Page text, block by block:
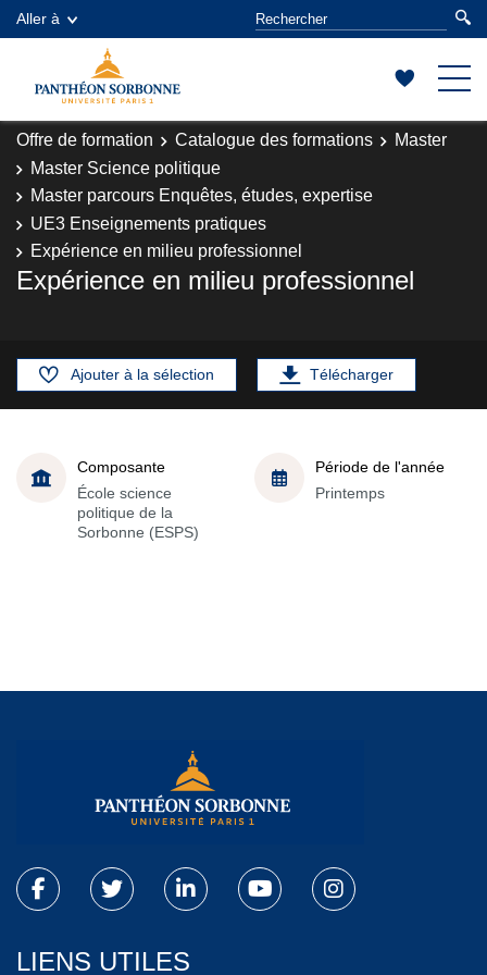
Aller à
Offre de formation Catalogue des formations
Master
Master Science politique
Master parcours Enquêtes, études, expertise
UE3 Enseignements pratiques
Expérience en milieu professionnel
Expérience en milieu professionnel
Ajouter à la sélection Télécharger
Composante
École science
politique de la
Sorbonne (ESPS)
Période de l'année
Printemps
LIENS UTILES